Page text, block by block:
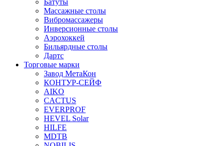
Батуты
Массажные столы
Вибромассажеры
Инверсионные столы
Аэрохоккей
Бильярдные столы
Дартс
Торговые марки
Завод МетаКон
КОНТУР-СЕЙФ
AIKO
CACTUS
EVERPROF
HEVEL Solar
HILFE
MDTB